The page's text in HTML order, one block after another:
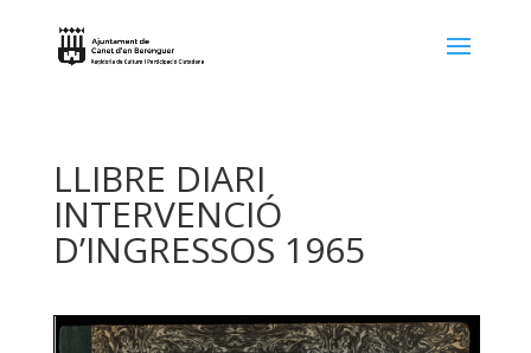
LLIBRE DIARI
INTERVENCIÓ
D’INGRESSOS 1965